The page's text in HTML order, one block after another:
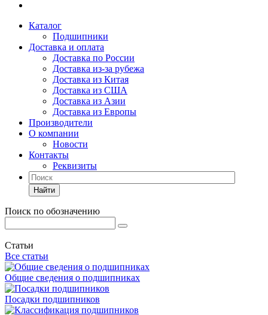
Каталог
Подшипники
Доставка и оплата
Доставка по России
Доставка из-за рубежа
Доставка из Китая
Доставка из США
Доставка из Азии
Доставка из Европы
Производители
О компании
Новости
Контакты
Реквизиты
Найти
Поиск по обозначению
Статьи
Все статьи
Общие сведения о подшипниках
Посадки подшипников